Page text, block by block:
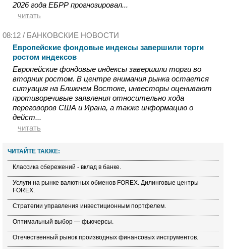
2026 года ЕБРР прогнозировал...
читать
08:12 / БАНКОВСКИЕ НОВОСТИ
Европейские фондовые индексы завершили торги
ростом индексов
Европейские фондовые индексы завершили торги во
вторник ростом. В центре внимания рынка остается
ситуация на Ближнем Востоке, инвесторы оценивают
противоречивые заявления относительно хода
переговоров США и Ирана, а также информацию о
дейст...
читать
ЧИТАЙТЕ ТАКЖЕ:
Классика сбережений - вклад в банке.
Услуги на рынке валютных обменов FOREX. Дилинговые центры
FOREX.
Стратегии управления инвестиционным портфелем.
Оптимальный выбор — фьючерсы.
Отечественный рынок производных финансовых инструментов.